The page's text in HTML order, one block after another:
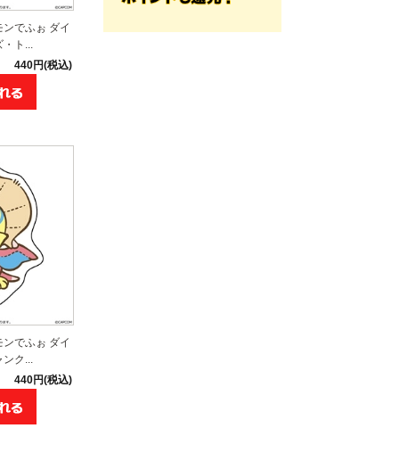
でふぉ ダイ
・ト...
440円(税込)
でふぉ ダイ
ンク...
440円(税込)